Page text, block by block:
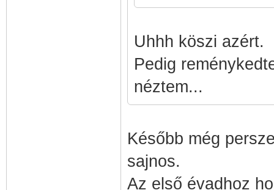
Uhhh köszi azért.
Pedig
néztem...
Később még
sajnos.
Az első évadhoz